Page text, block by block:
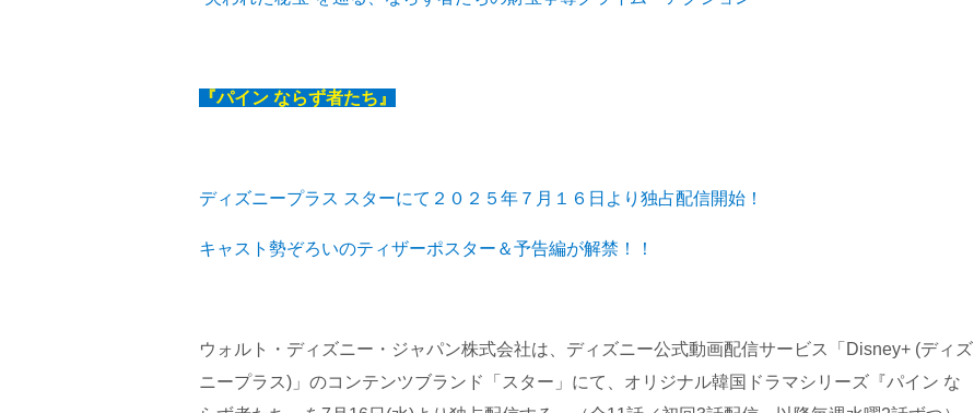
『パイン ならず者たち』
ディズニープラス スターにて２０２５年７月１６日より独占配信開始！
キャスト勢ぞろいのティザーポスター＆予告編が解禁！！
ウォルト・ディズニー・ジャパン株式会社は、ディズニー公式動画配信サービス「Disney+ (ディズ
ニープラス)」のコンテンツブランド「スター」にて、オリジナル韓国ドラマシリーズ『パイン な